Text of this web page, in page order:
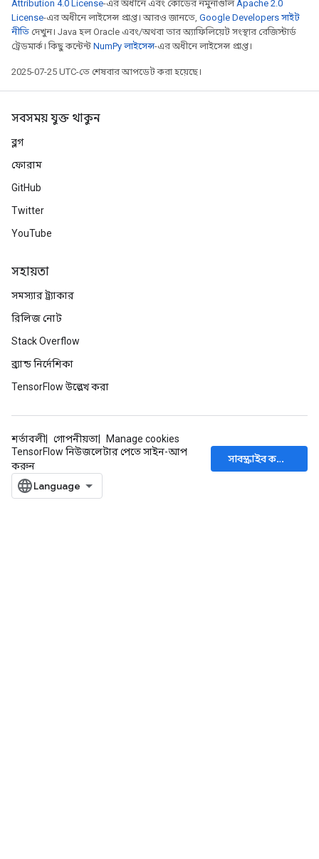
Attribution 4.0 License-এর অধীনে এবং কোডের নমুনাগুলিApache 2.0
License-এর অধীনে লাইসেন্স প্রাপ্ত। আরও জানতে, Google Developers সাইট
নীতি দেখুন। Java হল Oracle এবং/অথবা তার অ্যাফিলিয়েট সংস্থার রেজিস্টার্ড
ট্রেডমার্ক। কিছু কন্টেন্ট NumPy লাইসেন্স-এর অধীনে লাইসেন্স প্রাপ্ত।
2025-07-25 UTC-তে শেষবার আপডেট করা হয়েছে।
সবসময় যুক্ত থাকুন
ব্লগ
ফোরাম
GitHub
Twitter
YouTube
সহায়তা
সমস্যার ট্র্যাকার
রিলিজ নোট
Stack Overflow
ব্র্যান্ড নির্দেশিকা
TensorFlow উল্লেখ করা
শর্তাবলী গোপনীয়তা
Manage cookies
TensorFlow নিউজলেটার পেতে সাইন-আপ
করুন
সাবস্ক্রাইব করুন